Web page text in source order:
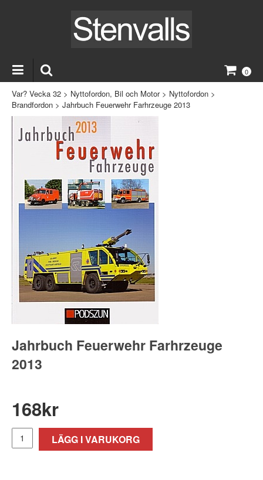
0
Var? Vecka 32 > Nyttofordon, Bil och Motor> Nyttofordon >
Brandfordon > Jahrbuch Feuerwehr Farhrzeuge 2013
Jahrbuch Feuerwehr Farhrzeuge
2013
168kr
LÄGG I VARUKORG